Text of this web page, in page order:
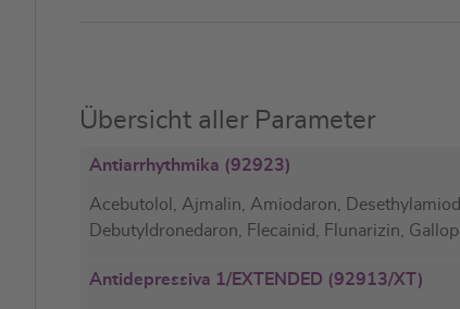
Übersicht aller Parameter
Antiarrhythmika (92923)
Acebutolol, Ajmalin, Amiodaron,
Debutyldronedaron, Flecainid, Flunarizin,
Antidepressiva 1/EXTENDED (92913/XT)